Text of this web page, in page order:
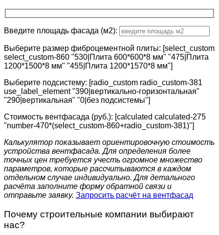
Введите площадь фасада (м2):
Выберите размер фиброцементной плиты: [select_custom
select_custom-860 "530|Плита 600*600*8 мм" "475|Плита
1200*1500*8 мм" "455|Плита 1200*1570*8 мм"]
Выберите подсистему: [radio_custom radio_custom-381
use_label_element "390|вертикально-горизонтальная"
"290|вертикальная" "0|без подсистемы"]
Стоимость вентфасада (руб.): [calculated calculated-275
"number-470*(select_custom-860+radio_custom-381)"]
Калькулятор показывает ориентировочную стоимость
устройства вентфасада. Для определения более
точных цен требуется учесть огромное множество
параметров, которые рассчитываются в каждом
отдельном случае индивидуально. Для детального
расчёта заполните форму обратной связи и
отправьте заявку. Запросить расчёт на вентфасад
Почему строительные компании выбирают
нас?